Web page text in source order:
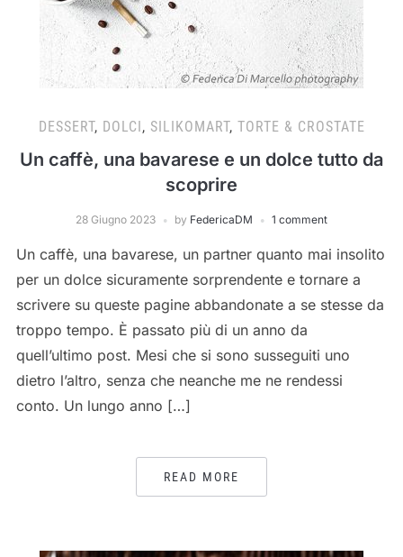
DESSERT, DOLCI, SILIKOMART, TORTE & CROSTATE
Un caffè, una bavarese e un dolce tutto da
scoprire
28 Giugno 2023 by FedericaDM 1 comment
Un caffè, una bavarese, un partner quanto mai insolito
per un dolce sicuramente sorprendente e tornare a
scrivere su queste pagine abbandonate a se stesse da
troppo tempo. È passato più di un anno da
quell’ultimo post. Mesi che si sono susseguiti uno
dietro l’altro, senza che neanche me ne rendessi
conto. Un lungo anno […]
READ MORE